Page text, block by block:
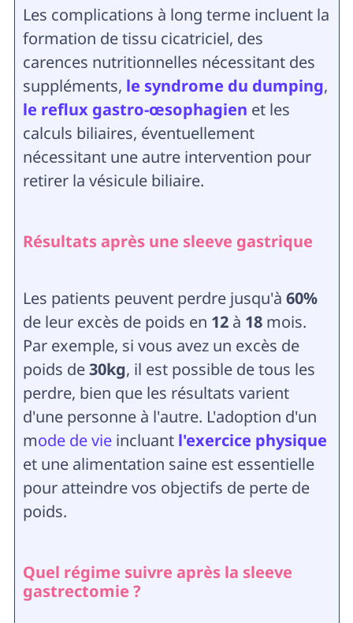
Les complications à long terme incluent la
formation de tissu cicatriciel, des
carences nutritionnelles nécessitant des
suppléments, le syndrome du dumping,
le reflux gastro-œsophagien et les
calculs biliaires, éventuellement
nécessitant une autre intervention pour
retirer la vésicule biliaire.
Résultats après une sleeve gastrique
Les patients peuvent perdre jusqu'à 60%
de leur excès de poids en 12à 18mois.
Par exemple, si vous avez un excès de
poids de30kg, il est possible de tous les
perdre, bien que les résultats varient
d'une personne à l'autre. L'adoption d'un
mode de vieincluant l'exercice physique
et une alimentation saine est essentielle
pour atteindre vos objectifs de perte de
poids.
Quel régime suivre après la sleeve
gastrectomie ?